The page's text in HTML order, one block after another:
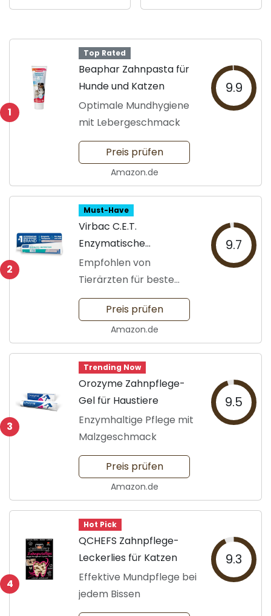
1
Top Rated
Beaphar Zahnpasta für
Hunde und Katzen
Optimale Mundhygiene
mit Lebergeschmack
9.9
Preis prüfen
Amazon.de
2
Must-Have
Virbac C.E.T.
Enzymatische
Zahnpasta
Empfohlen von
Tierärzten für beste
Ergebnisse
9.7
Preis prüfen
Amazon.de
3
Trending Now
Orozyme Zahnpflege-
Gel für Haustiere
Enzymhaltige Pflege mit
Malzgeschmack
9.5
Preis prüfen
Amazon.de
4
Hot Pick
QCHEFS Zahnpflege-
Leckerlies für Katzen
Effektive Mundpflege bei
jedem Bissen
9.3